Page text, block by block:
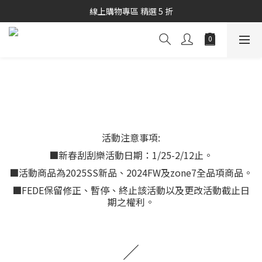
秋冬商品7折起優惠
線上購物專區 精選 5 折
秋冬商品7折起優惠
活動注意事項:
■新春刮刮樂活動日期：1/25-2/12止。
■活動商品為2025SS新品、2024FW及zone7全品項商品。
■FEDE保留修正、暫停、終止該活動以及更改活動截止日
期之權利。
／